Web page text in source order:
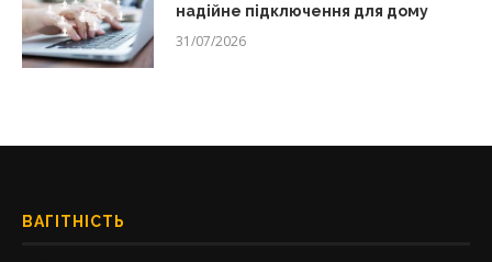
надійне підключення для дому
31/07/2026
ВАГІТНІСТЬ